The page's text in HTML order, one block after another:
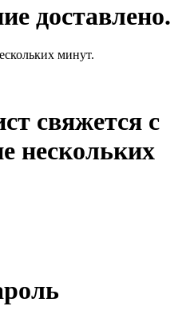
доставлено.
минут.
свяжется с
нескольких